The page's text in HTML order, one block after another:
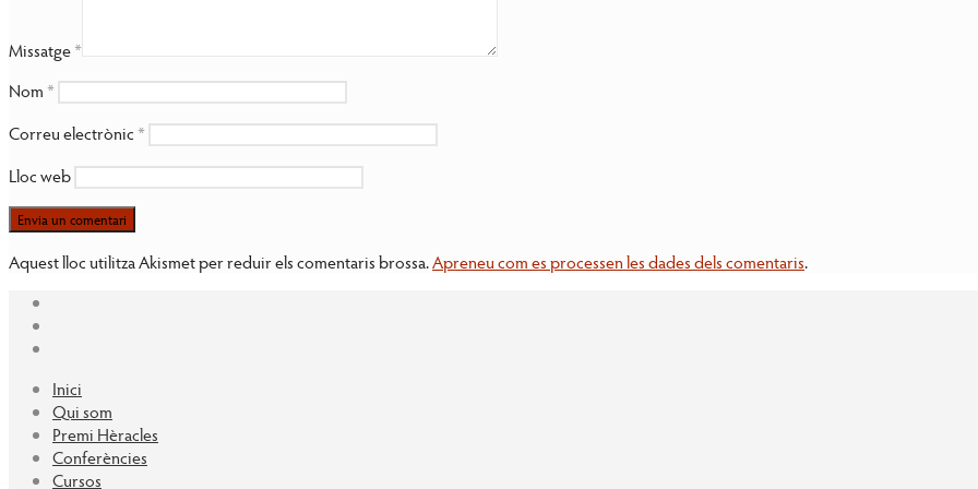
Missatge*
Nom *
Correu electrònic *
Lloc web
Aquest lloc utilitza Akismet per reduir els comentaris brossa.Apreneu com es processen les dades dels comentaris.
Inici
Qui som
Premi Hèracles
Conferències
Cursos